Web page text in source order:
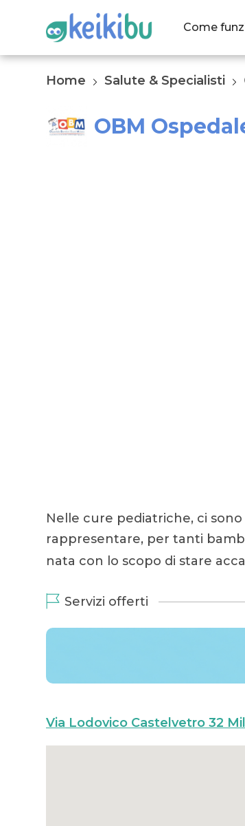
Come
Home Salute & Specialisti
OBM
Nelle cure pediatriche, ci
rappresentare, per tanti
nata con lo scopo di stare
Servizi offerti
Via Lodovico Castelvetro 32